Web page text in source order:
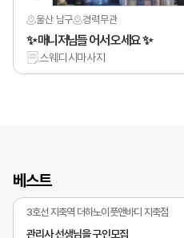
울산 남구
경력무관
✨ 매니저님들 어서 오세요 ✨
스웨디시마사지
베스트
3호선 지축역 더하노이풋앤바디 지축점
관리사 선생님을 구인모집